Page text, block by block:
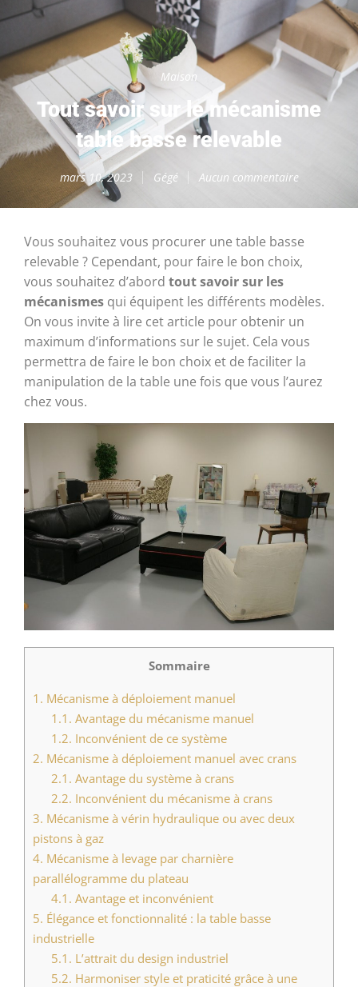
Maison
Tout savoir sur le mécanisme
table basse relevable
mars 10, 2023 Gégé Aucun commentaire
Vous souhaitez vous procurer une table basse
relevable ? Cependant, pour faire le bon choix,
vous souhaitez d’abord tout savoir sur les
mécanismes qui équipent les différents modèles.
On vous invite à lire cet article pour obtenir un
maximum d’informations sur le sujet. Cela vous
permettra de faire le bon choix et de faciliter la
manipulation de la table une fois que vous l’aurez
chez vous.
Sommaire
1. Mécanisme à déploiement manuel
1.1. Avantage du mécanisme manuel
1.2. Inconvénient de ce système
2. Mécanisme à déploiement manuel avec crans
2.1. Avantage du système à crans
2.2. Inconvénient du mécanisme à crans
3. Mécanisme à vérin hydraulique ou avec deux
pistons à gaz
4. Mécanisme à levage par charnière
parallélogramme du plateau
4.1. Avantage et inconvénient
5. Élégance et fonctionnalité : la table basse
industrielle
5.1. L’attrait du design industriel
5.2. Harmoniser style et praticité grâce à une